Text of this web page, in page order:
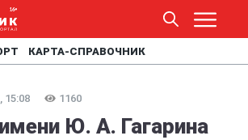
КАРТА-СПРАВОЧНИК
15:08 1160
Ю. А. Гагарина